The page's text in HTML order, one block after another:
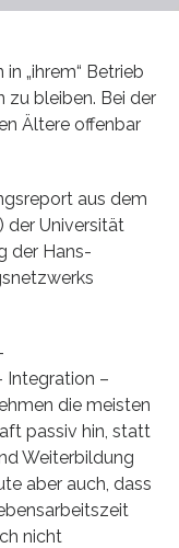
„ihrem“ Betrieb
zu bleiben. Bei der
Ältere offenbar
aus dem
der Universität
der Hans-
Integration –
die meisten
passiv hin, statt
Weiterbildung
aber auch, dass
nicht